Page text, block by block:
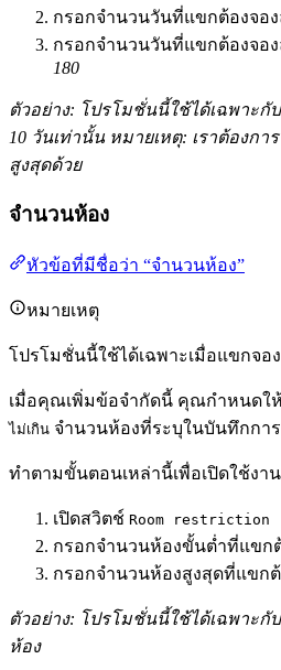
กรอกจำนวนวันที่แขกต้องจอ
กรอกจำนวนวันที่แขกต้องจอ
180
ตัวอย่าง: โปรโมชั่นนี้ใช้ได้เฉพาะ
10 วันเท่านั้น หมายเหตุ: เราต้องก
สูงสุดด้วย
จำนวนห้อง
หัวข้อที่มีชื่อว่า “จำนวนห้อง”
หมายเหตุ
โปรโมชั่นนี้ใช้ได้เฉพาะเมื่อแขกจอ
เมื่อคุณเพิ่มข้อจำกัดนี้ คุณกำหนดใ
ไม่เกิน จำนวนห้องที่ระบุในบันทึกกา
ทำตามขั้นตอนเหล่านี้เพื่อเปิดใช้งาน
เปิดสวิตช์ Room restriction
กรอกจำนวนห้องขั้นต่ำที่แขก
กรอกจำนวนห้องสูงสุดที่แขกต้
ตัวอย่าง: โปรโมชั่นนี้ใช้ได้เฉพาะกั
ห้อง